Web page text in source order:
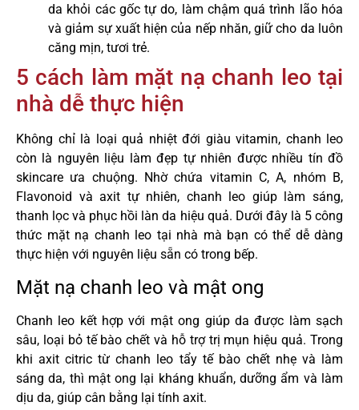
da khỏi các gốc tự do, làm chậm quá trình lão hóa
và giảm sự xuất hiện của nếp nhăn, giữ cho da luôn
căng mịn, tươi trẻ.
5 cách làm mặt nạ chanh leo tại
nhà dễ thực hiện
Không chỉ là loại quả nhiệt đới giàu vitamin, chanh leo
còn là nguyên liệu làm đẹp tự nhiên được nhiều tín đồ
skincare ưa chuộng. Nhờ chứa vitamin C, A, nhóm B,
Flavonoid và axit tự nhiên, chanh leo giúp làm sáng,
thanh lọc và phục hồi làn da hiệu quả. Dưới đây là 5 công
thức mặt nạ chanh leo tại nhà mà bạn có thể dễ dàng
thực hiện với nguyên liệu sẵn có trong bếp.
Mặt nạ chanh leo và mật ong
Chanh leo kết hợp với mật ong giúp da được làm sạch
sâu, loại bỏ tế bào chết và hỗ trợ trị mụn hiệu quả. Trong
khi axit citric từ chanh leo tẩy tế bào chết nhẹ và làm
sáng da, thì mật ong lại kháng khuẩn, dưỡng ẩm và làm
dịu da, giúp cân bằng lại tính axit.